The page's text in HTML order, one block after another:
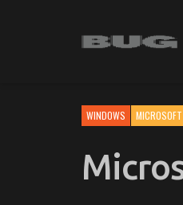
WINDOWS MICROSOFT